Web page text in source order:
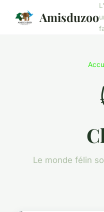
Amisduzoo
Le monde félin